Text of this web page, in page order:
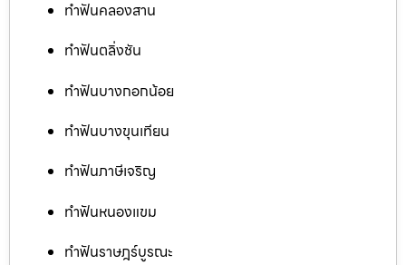
ทำฟันคลองสาน
ทำฟันตลิ่งชัน
ทำฟันบางกอกน้อย
ทำฟันบางขุนเทียน
ทำฟันภาษีเจริญ
ทำฟันหนองแขม
ทำฟันราษฎร์บูรณะ